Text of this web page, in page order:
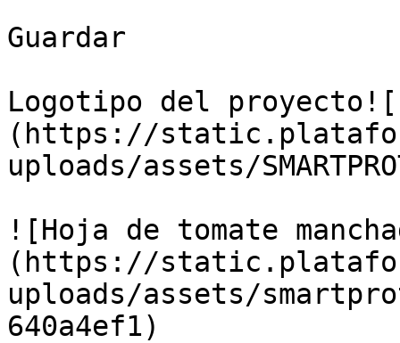
Guardar
Logotipo del
(https://
uploads/assets/
![Hoja de tomate
(https://
uploads/assets/
640a4ef1)